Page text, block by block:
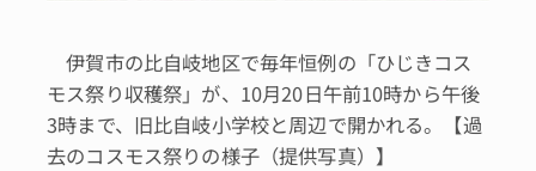
伊賀市の比自岐地区で毎年恒例の「ひじきコス
モス祭り収穫祭」が、10月20日午前10時から午後
3時まで、旧比自岐小学校と周辺で開かれる。【過
去のコスモス祭りの様子（提供写真）】